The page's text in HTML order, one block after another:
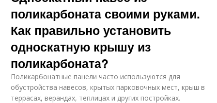
поликарбоната своими руками.
Как правильно установить
односкатную крышу из
поликарбоната?
Поликарбонатные панели часто используются для
обустройства навесов, крытых парковочных мест, крыш в
террасах, верандах, теплицах и других постройках.